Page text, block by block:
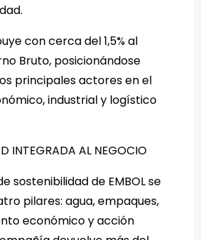
con cerca del 1,5% al
Bruto, posicionándose
principales actores en el
industrial y logístico
INTEGRADA AL NEGOCIO
sostenibilidad de EMBOL se
pilares: agua, empaques,
económico y acción